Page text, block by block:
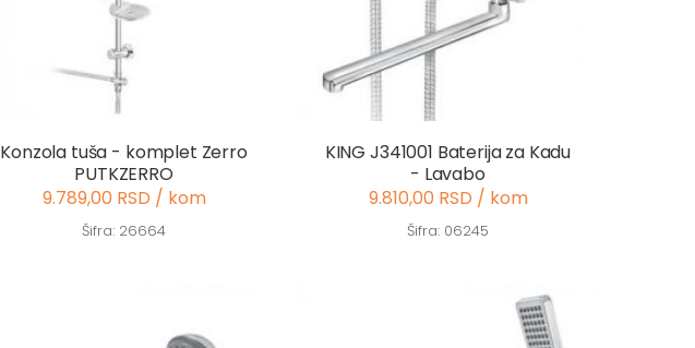
Konzola tuša - komplet Zerro
PUTKZERRO
9.789,00 RSD / kom
Šifra: 26664
KING J341001 Baterija za Kadu
- Lavabo
9.810,00 RSD / kom
Šifra: 06245